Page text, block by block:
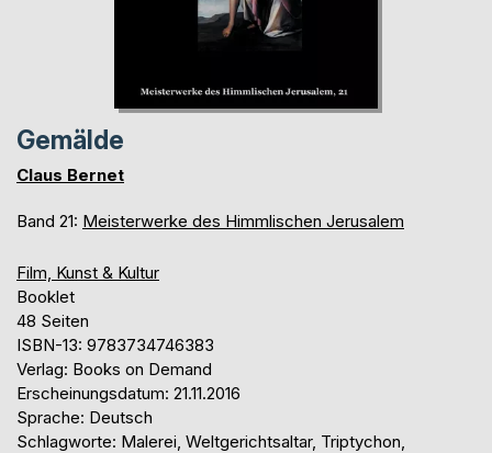
Gemälde
Claus Bernet
Band 21: Meisterwerke des Himmlischen Jerusalem
Film, Kunst & Kultur
Booklet
48 Seiten
ISBN-13: 9783734746383
Verlag: Books on Demand
Erscheinungsdatum: 21.11.2016
Sprache: Deutsch
Schlagworte: Malerei, Weltgerichtsaltar, Triptychon,